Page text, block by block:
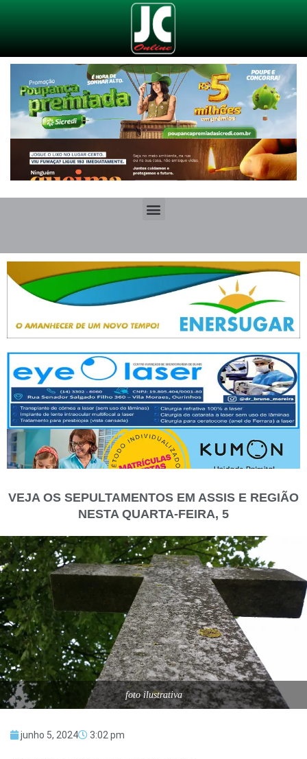
VEJA OS SEPULTAMENTOS EM ASSIS E REGIÃO
NESTA QUARTA-FEIRA, 5
foto ilustrativa
junho 5, 2024 3:02 pm